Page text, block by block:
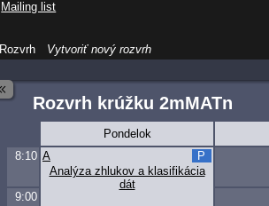
Rozvrh krúžku 2mMATn
Pondelok
8:10
Analýza zhlukov a klasifikácia
dát
A P
9:00
Rozvrh
Vytvoriť nový rozvrh
Mailing list